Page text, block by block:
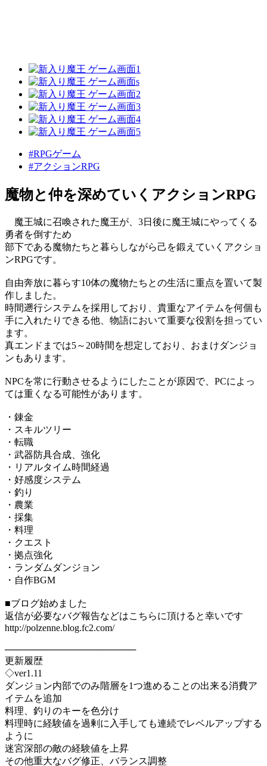
#RPGゲーム
#アクションRPG
魔物と仲を深めていくアクションRPG
魔王城に召喚された魔王が、3日後に魔王城にやってくる
勇者を倒すため
部下である魔物たちと暮らしながら己を鍛えていくアクショ
ンRPGです。
自由奔放に暮らす10体の魔物たちとの生活に重点を置いて製
作しました。
時間遡行システムを採用しており、貴重なアイテムを何個も
手に入れたりできる他、物語において重要な役割を担ってい
ます。
真エンドまでは5～20時間を想定しており、おまけダンジョ
ンもあります。
NPCを常に行動させるようにしたことが原因で、PCによっ
ては重くなる可能性があります。
・錬金
・スキルツリー
・転職
・武器防具合成、強化
・リアルタイム時間経過
・好感度システム
・釣り
・農業
・採集
・料理
・クエスト
・拠点強化
・ランダムダンジョン
・自作BGM
■ブログ始めました
返信が必要なバグ報告などはこちらに頂けると幸いです
http://polzenne.blog.fc2.com/
────────────────────
更新履歴
◇ver1.11
ダンジョン内部でのみ階層を1つ進めることの出来る消費ア
イテムを追加
料理、釣りのキーを色分け
料理時に経験値を過剰に入手しても連続でレベルアップする
ように
迷宮深部の敵の経験値を上昇
その他重大なバグ修正、バランス調整